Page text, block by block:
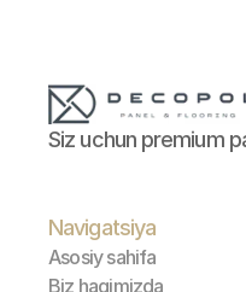
Siz uchun premium
Navigatsiya
Asosiy sahifa
Biz haqimizda